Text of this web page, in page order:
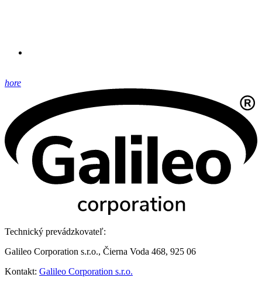
hore
Technický prevádzkovateľ:
Galileo Corporation s.r.o., Čierna Voda 468, 925 06
Kontakt: Galileo Corporation s.r.o.